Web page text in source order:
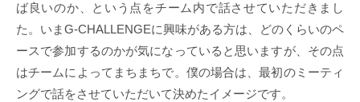
ば良いのか、という点をチーム内で話させていただきまし
た。いまG-CHALLENGEに興味がある方は、どのくらいのペ
ースで参加するのかが気になっていると思いますが、その点
はチームによってまちまちで。僕の場合は、最初のミーティ
ングで話をさせていただいて決めたイメージです。